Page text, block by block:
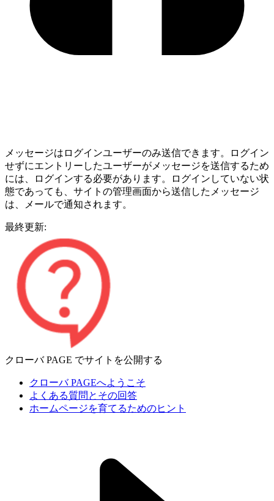
メッセージはログインユーザーのみ送信できます。ログイン
せずにエントリーしたユーザーがメッセージを送信するため
には、ログインする必要があります。ログインしていない状
態であっても、サイトの管理画面から送信したメッセージ
は、メールで通知されます。
最終更新:
クローバ PAGE でサイトを公開する
クローバ PAGEへようこそ
よくある質問とその回答
ホームページを育てるためのヒント